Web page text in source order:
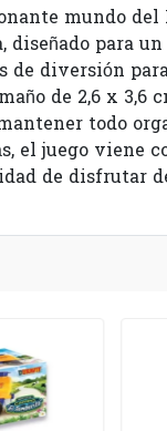
mundo
diseñado para
de diversión
de 2,6 x
todo
el juego viene
de disfrutar